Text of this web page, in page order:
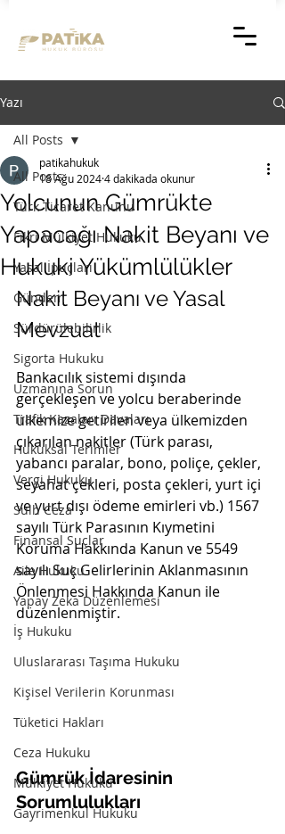
Yazı
All Posts
Türk Ticaret Kanunu
Fikri Mülkiyet Hukuku
Yasal İpuçları
Gündem
Sürdürülebilirlik
Sigorta Hukuku
Uzmanına Sorun
Trafik Kazaları Davaları
Hukuksal Terimler
Vergi Hukuku
Sulh Ceza
Finansal Suçlar
Aile Hukuku
Yapay Zeka Düzenlemesi
İş Hukuku
Uluslararası Taşıma Hukuku
Kişisel Verilerin Korunması
Tüketici Hakları
Ceza Hukuku
Mülkiyet Hukuku
Gayrimenkul Hukuku
All Posts
Yolcunun Gümrükte
Yapacağı Nakit Beyanı ve
Hukuki Yükümlülükler
patikahukuk
18 Ağu 20244 dakikada okunur
Nakit Beyanı ve Yasal
Mevzuat
Bankacılık sistemi dışında
gerçekleşen ve yolcu beraberinde
ülkemize getirilen veya ülkemizden
çıkarılan nakitler (Türk parası,
yabancı paralar, bono, poliçe, çekler,
seyahat çekleri, posta çekleri, yurt içi
ve yurt dışı ödeme emirleri vb.) 1567
sayılı Türk Parasının Kıymetini
Koruma Hakkında Kanun ve 5549
sayılı Suç Gelirlerinin Aklanmasının
Önlenmesi Hakkında Kanun ile
düzenlenmiştir.
Gümrük İdaresinin
Sorumlulukları